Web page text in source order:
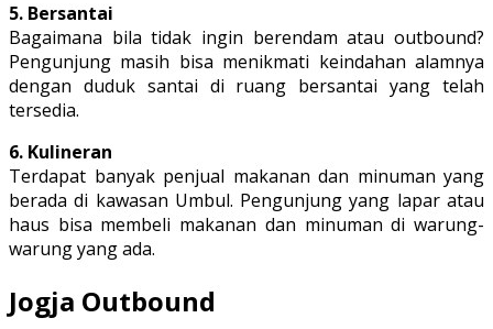
5. Bersantai
Bagaimana bila tidak ingin berendam atau outbound?
Pengunjung masih bisa menikmati keindahan alamnya
dengan duduk santai di ruang bersantai yang telah
tersedia.
6. Kulineran
Terdapat banyak penjual makanan dan minuman yang
berada di kawasan Umbul. Pengunjung yang lapar atau
haus bisa membeli makanan dan minuman di warung-
warung yang ada.
Jogja Outbound